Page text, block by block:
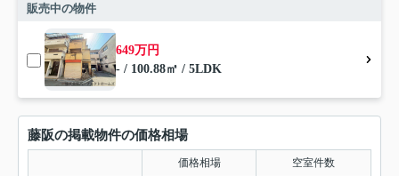
販売中の物件
649万円
- / 100.88㎡ / 5LDK
藤阪の掲載物件の価格相場
価格相場 空室件数